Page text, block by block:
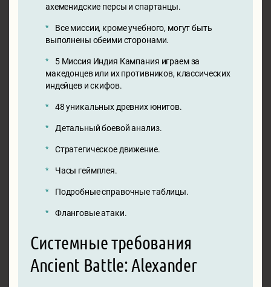
ахеменидские персы и спартанцы.
Все миссии, кроме учебного, могут быть
выполнены обеими сторонами.
5 Миссия Индия Кампания играем за
македонцев или их противников, классических
индейцев и скифов.
48 уникальных древних юнитов.
Детальный боевой анализ.
Стратегическое движение.
Часы геймплея.
Подробные справочные таблицы.
Фланговые атаки.
Системные требования
Ancient Battle: Alexander